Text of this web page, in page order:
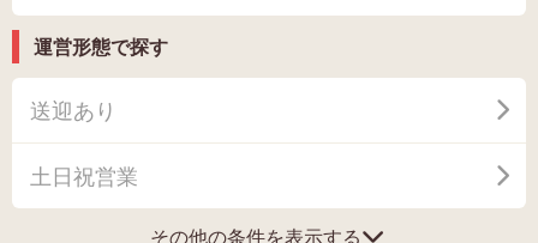
運営形態で探す
送迎あり
土日祝営業
その他の条件を表示する